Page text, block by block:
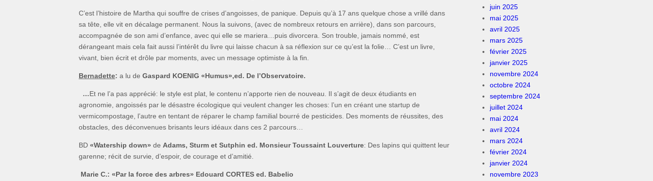
C’est l’histoire de Martha qui souffre de crises d’angoisses, de panique. Depuis qu’à 17 ans quelque chose a vrillé dans
sa tête, elle vit en décalage permanent. Nous la suivons, (avec de nombreux retours en arrière), dans son parcours,
accompagnée de son ami d’enfance, avec qui elle se mariera…puis divorcera. Son trouble, jamais nommé, est
dérangeant mais cela fait aussi l’intérêt du livre qui laisse chacun à sa réflexion sur ce qu’est la folie… C’est un livre,
vivant, bien écrit et drôle par moments, avec un message optimiste à la fin.
Bernadette: a lu de Gaspard KOENIG «Humus»,ed. De l’Observatoire.
…Et ne l’a pas apprécié: le style est plat, le contenu n’apporte rien de nouveau. Il s’agit de deux étudiants en
agronomie, angoissés par le désastre écologique qui veulent changer les choses: l’un en créant une startup de
vermicompostage, l’autre en tentant de réparer le champ familial bourré de pesticides. Des moments de réussites, des
obstacles, des déconvenues brisants leurs idéaux dans ces 2 parcours…
BD «Watership down» de Adams, Sturm et Sutphin ed. Monsieur Toussaint Louverture: Des lapins qui quittent leur
garenne; récit de survie, d’espoir, de courage et d’amitié.
Marie C.: «Par la force des arbres» Edouard CORTES ed. Babelio
juin 2025
mai 2025
avril 2025
mars 2025
février 2025
janvier 2025
novembre 2024
octobre 2024
septembre 2024
juillet 2024
mai 2024
avril 2024
mars 2024
février 2024
janvier 2024
novembre 2023